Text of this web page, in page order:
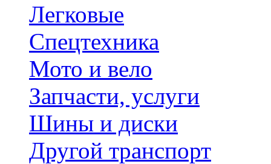
Легковые
Спецтехника
Мото и вело
Запчасти, услуги
Шины и диски
Другой транспорт